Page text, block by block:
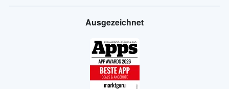
Ausgezeichnet